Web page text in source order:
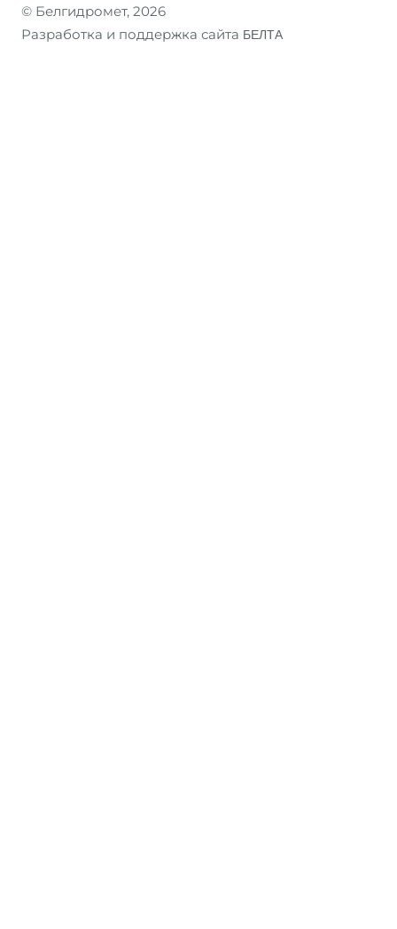
© Белгидромет, 2026
Разработка и поддержка сайта БЕЛТА